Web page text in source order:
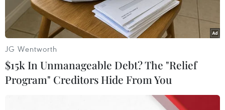
Trung Quốc khiếu nại lên WTO việc Mỹ
hạn chế xuất khẩu chip
Bộ Thương mại Trung Quốc nêu rõ việc Mỹ áp đặt các
biện pháp kiểm soát xuất khẩu chip "đe dọa sự ổn định
của chuỗi cung ứng công nghiệp toàn cầu."
JG Wentworth
$15k In Unmanageable Debt? The "Relief
Program" Creditors Hide From You